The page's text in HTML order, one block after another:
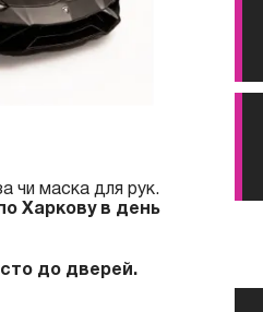
чи маска для рук.
Харкову в день
до дверей.